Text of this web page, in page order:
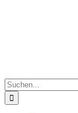
Suche
nach: